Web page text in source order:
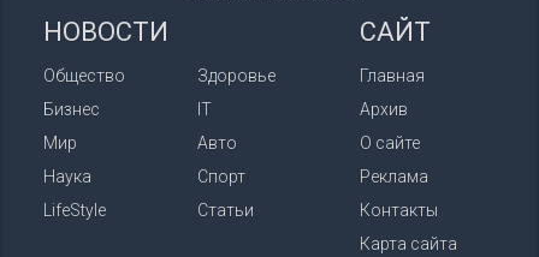
НОВОСТИ
Общество
Бизнес
Мир
Наука
LifeStyle
Здоровье
IT
Авто
Спорт
Статьи
САЙТ
Главная
Архив
О сайте
Реклама
Контакты
Карта сайта